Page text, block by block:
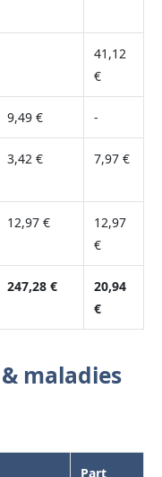
41,12
€
9,49 € -
3,42 € 7,97 €
12,97 €
12,97
€
247,28 €
20,94
€
maladies
Part